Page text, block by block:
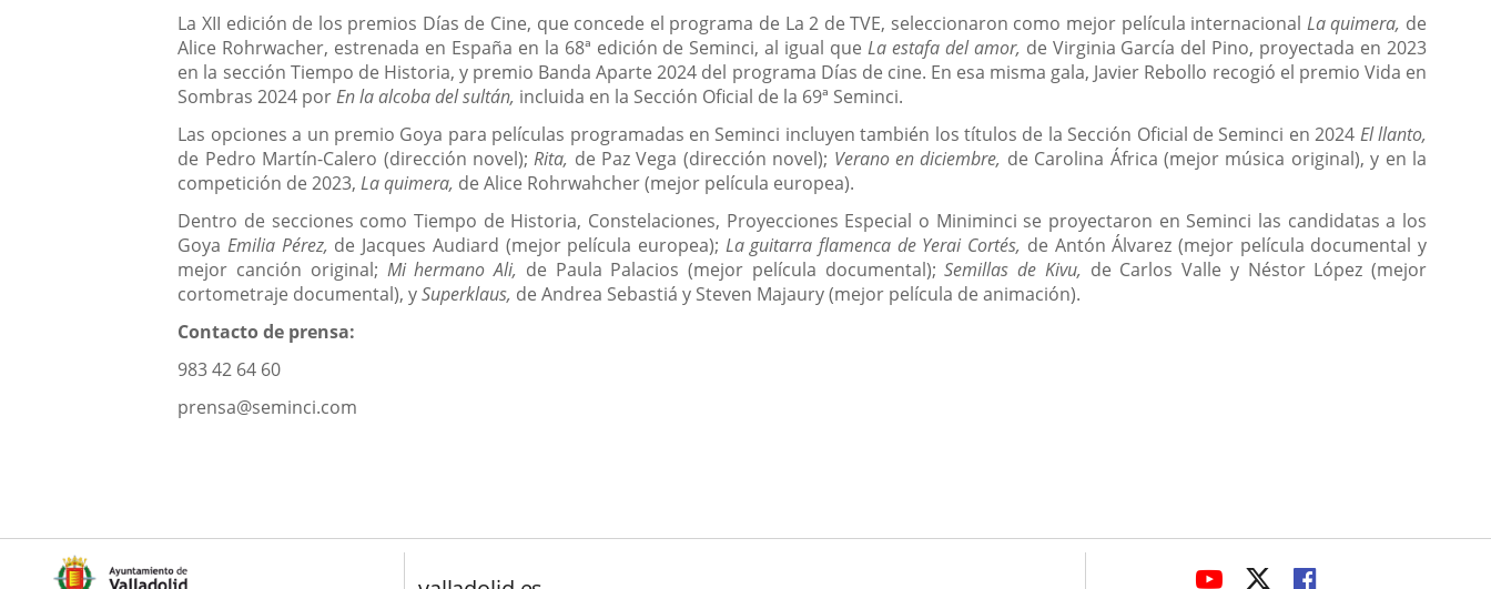
La XII edición de los premios Días de Cine, que concede el programa de La 2 de TVE, seleccionaron como mejor película internacional La quimera, de
Alice Rohrwacher, estrenada en España en la 68ª edición de Seminci, al igual queLa estafa del amor, de Virginia García del Pino, proyectada en 2023
en la sección Tiempo de Historia, y premio Banda Aparte 2024 del programa Días de cine. En esa misma gala, Javier Rebollo recogió el premio Vida en
Sombras 2024 porEn la alcoba del sultán, incluida en la Sección Oficial de la 69ª Seminci.
Las opciones a un premio Goya para películas programadas en Seminci incluyen también los títulos de la Sección Oficial de Seminci en 2024 El llanto,
de Pedro Martín-Calero (dirección novel);Rita, de Paz Vega (dirección novel); Verano en diciembre, de Carolina África (mejor música original), y en la
competición de 2023,La quimera, de Alice Rohrwahcher (mejor película europea).
Dentro de secciones como Tiempo de Historia, Constelaciones, Proyecciones Especial o Miniminci se proyectaron en Seminci las candidatas a los
GoyaEmilia Pérez, de Jacques Audiard (mejor película europea); La guitarra flamenca de Yerai Cortés, de Antón Álvarez (mejor película documental y
mejor canción original; Mi hermano Ali, de Paula Palacios (mejor película documental);Semillas de Kivu, de Carlos Valle y Néstor López (mejor
cortometraje documental), ySuperklaus, de Andrea Sebastiá y Steven Majaury (mejor película de animación).
Contacto de prensa:
983 42 64 60
prensa@seminci.com
ENLACEENLACEENLACE